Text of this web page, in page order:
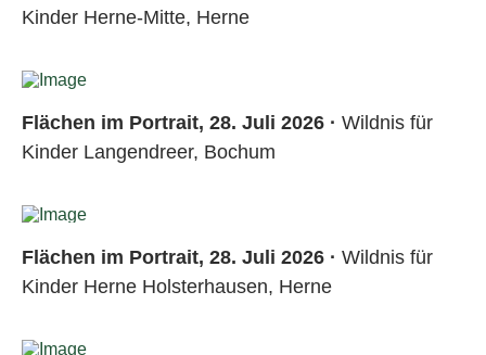
Kinder Herne-Mitte, Herne
Flächen im Portrait, 28. Juli 2026 · Wildnis für
Kinder Langendreer, Bochum
Flächen im Portrait, 28. Juli 2026 · Wildnis für
Kinder Herne Holsterhausen, Herne